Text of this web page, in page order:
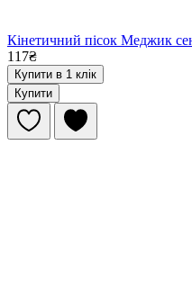
Кінетичний пісок Меджик
117₴
Купити в 1 клік
Купити